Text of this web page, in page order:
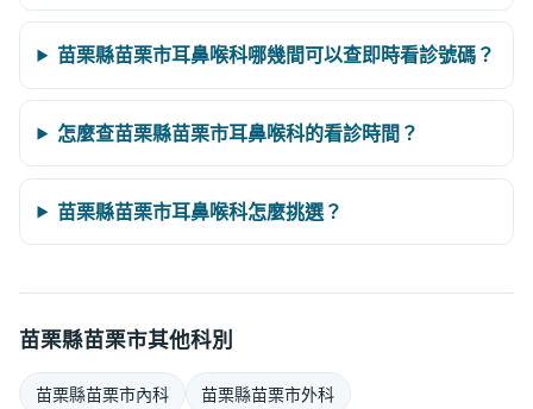
苗栗縣苗栗市耳鼻喉科哪幾間可以查即時看診號碼？
怎麼查苗栗縣苗栗市耳鼻喉科的看診時間？
苗栗縣苗栗市耳鼻喉科怎麼挑選？
苗栗縣苗栗市其他科別
苗栗縣苗栗市內科 苗栗縣苗栗市外科